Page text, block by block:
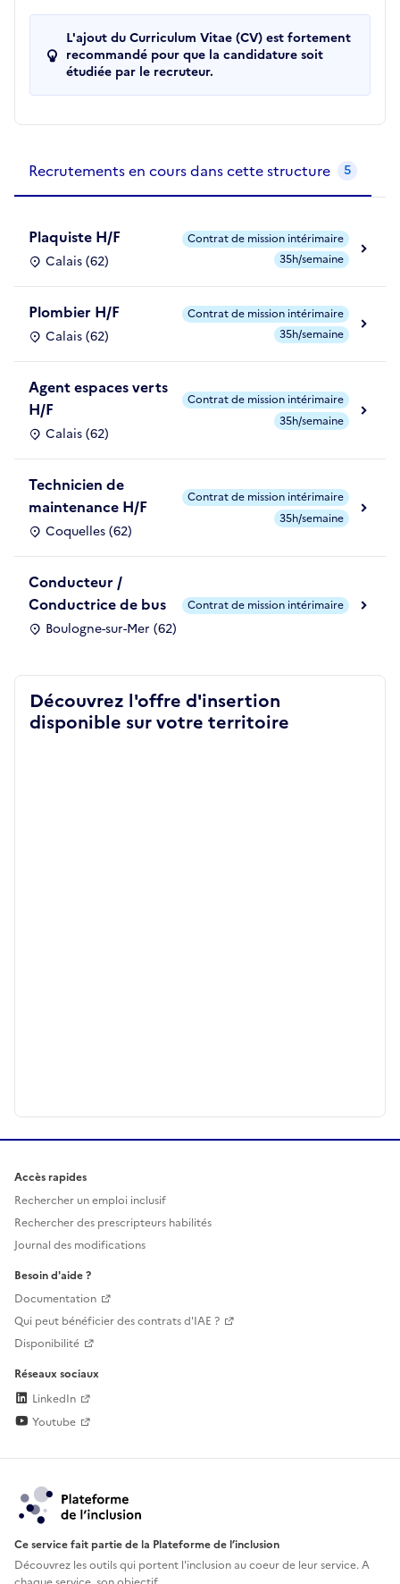
L'ajout du Curriculum Vitae (CV) est fortement
recommandé pour que la candidature soit
étudiée par le recruteur.
Recrutements en cours dans cette structure 5
Plaquiste H/F
Calais (62)
Contrat de mission intérimaire
35h/semaine
Plombier H/F
Calais (62)
Contrat de mission intérimaire
35h/semaine
Agent espaces verts
H/F
Calais (62)
Contrat de mission intérimaire
35h/semaine
Technicien de
maintenance H/F
Coquelles (62)
Contrat de mission intérimaire
35h/semaine
Conducteur /
Conductrice de bus
Boulogne-sur-Mer (62)
Contrat de mission intérimaire
Découvrez l'offre d'insertion
disponible sur votre territoire
Accès rapides
Rechercher un emploi inclusif
Rechercher des prescripteurs habilités
Journal des modifications
Besoin d'aide ?
Documentation
Qui peut bénéficier des contrats d'IAE ?
Disponibilité
Réseaux sociaux
LinkedIn
Youtube
Ce service fait partie de la Plateforme de l’inclusion
Découvrez les outils qui portent l'inclusion aucoeur de leur service. A